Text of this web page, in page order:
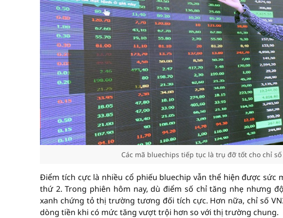
Các mã bluechips tiếp tục là trụ đỡ tốt cho chỉ
Điểm tích cực là nhiều cổ phiếu bluechip vẫn thể hiện được sức
thứ 2. Trong phiên hôm nay, dù điểm số chỉ tăng nhẹ nhưng
xanh chứng tỏ thị trường tương đối tích cực. Hơn nữa, chỉ số
dòng tiền khi có mức tăng vượt trội hơn so với thị trường chung.